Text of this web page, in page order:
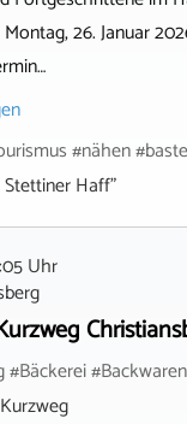
26. Januar
#nähen
Haff"
Uhr
#Bäckerei #Backwaren